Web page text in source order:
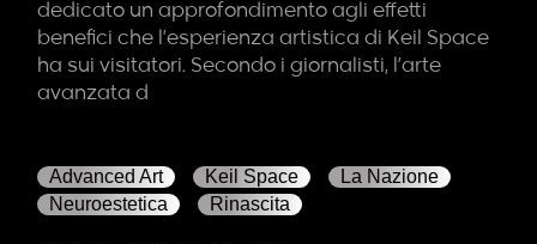
dedicato un approfondimento agli effetti
benefici che l’esperienza artistica di Keil Space
ha sui visitatori. Secondo i giornalisti, l’arte
avanzata d
Advanced Art Keil Space
La Nazione
Neuroestetica
Rinascita